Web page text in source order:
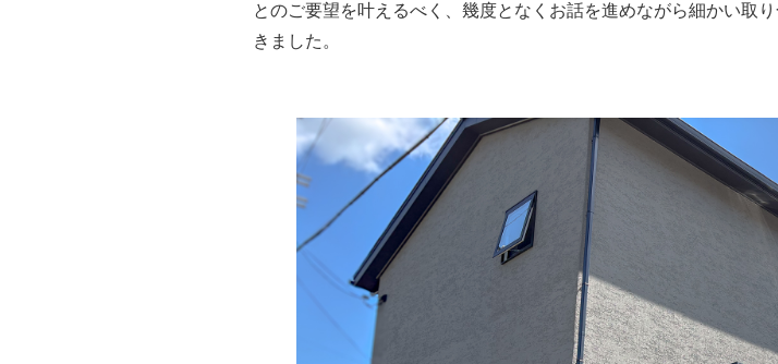
とのご要望を叶えるべく、幾度となくお話を進めながら細かい取
きました。